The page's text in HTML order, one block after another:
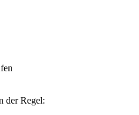
der Regel: